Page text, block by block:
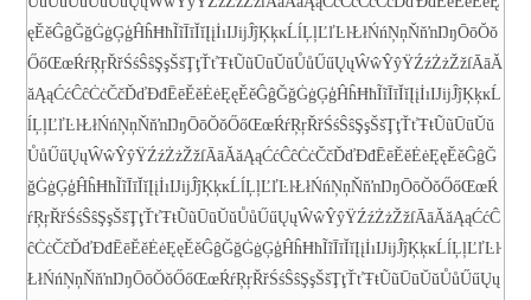
ęĚěĜĝĞğĠġĢģĤĥĦħĨĩĪīĬĭĮįİıĲĳĴĵĶķĸĹĺĻļĽľĿŀŁłŃńŅņŇňŉŊŋŌōŎŏ
ŐőŒœŔŕŖŗŘřŚśŜŝŞşŠšŢţŤťŦŧŨũŪūŬŭŮůŰűŲųŴŵŶŷŸŹźŻżŽžſĀāĂ
ăĄąĆćĈĉĊċČčĎďĐđĒēĔĕĖėĘęĚěĜĝĞğĠġĢģĤĥĦħĨĩĪīĬĭĮįİıĲĳĴĵĶķĸĹ
ĺĻļĽľĿŀŁłŃńŅņŇňŉŊŋŌōŎŏŐőŒœŔŕŖŗŘřŚśŜŝŞşŠšŢţŤťŦŧŨũŪūŬŭ
ŮůŰűŲųŴŵŶŷŸŹźŻżŽžſĀāĂăĄąĆćĈĉĊċČčĎďĐđĒēĔĕĖėĘęĚěĜĝĞ
ğĠġĢģĤĥĦħĨĩĪīĬĭĮįİıĲĳĴĵĶķĸĹĺĻļĽľĿŀŁłŃńŅņŇňŉŊŋŌōŎŏŐőŒœŔ
ŕŖŗŘřŚśŜŝŞşŠšŢţŤťŦŧŨũŪūŬŭŮůŰűŲųŴŵŶŷŸŹźŻżŽžſĀāĂăĄąĆćĈ
ĉĊċČčĎďĐđĒēĔĕĖėĘęĚěĜĝĞğĠġĢģĤĥĦħĨĩĪīĬĭĮįİıĲĳĴĵĶķĸĹĺĻļĽľĿŀ
ŁłŃńŅņŇňŉŊŋŌōŎŏŐőŒœŔŕŖŗŘřŚśŜŝŞşŠšŢţŤťŦŧŨũŪūŬŭŮůŰűŲų